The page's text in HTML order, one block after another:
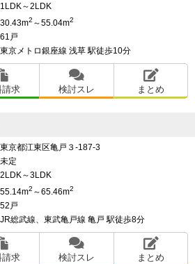
1LDK～2LDK
30.43m2 ～55.04m2
61戸
東京メトロ銀座線 浅草 駅徒歩10分
請求 検討スレ まとめ
東京都江東区亀戸３-187-3
未定
2LDK～3LDK
55.14m2 ～65.46m2
52戸
JR総武線、東武亀戸線 亀戸 駅徒歩8分
請求 検討スレ まとめ